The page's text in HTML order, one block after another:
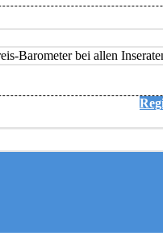
Barometer bei allen